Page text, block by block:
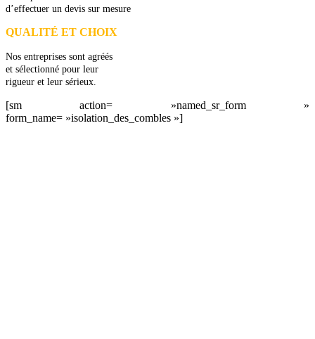
d’effectuer un devis sur mesure
QUALITÉ ET CHOIX
Nos entreprises sont agréés
et sélectionné pour leur
rigueur et leur sérieux.
[sm action= »named_sr_form »
form_name= »isolation_des_combles »]